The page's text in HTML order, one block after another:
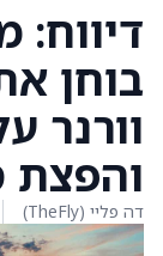
בוחן
וורנר
והפצת
דה פליי (TheFly)